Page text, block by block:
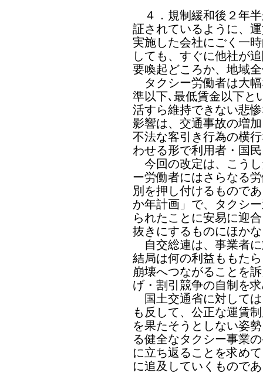
４．規制緩和後２年
証されているように、
実施した会社にごく一
しても、すぐに他社が
要喚起どころか、地域
タクシー労働者は大
準以下､最低賃金以下と
活すら維持できない悲
影響は、交通事故の増
不法な客引き行為の横
わせる形で利用者・国
今回の改定は、こう
ー労働者にはさらなる
別を押し付けるもので
か年計画」で、タクシ
られたことに安易に迎
抜きにするものにほか
自交総連は、事業者
結局は何の利益ももた
崩壊へつながることを
げ・割引競争の自制を
国土交通省に対して
も反して、公正な運賃
を果たそうとしない姿
る健全なタクシー事業
に立ち返ることを求め
に追及していくもので